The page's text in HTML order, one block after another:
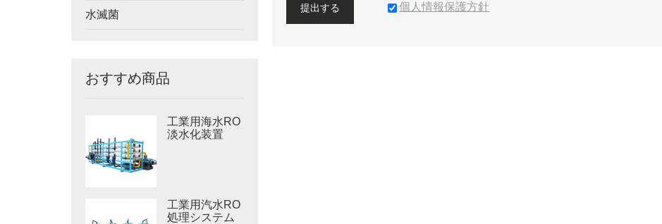
水滅菌
おすすめ商品
工業用海水RO
淡水化装置
工業用汽水RO
処理システム
提出する 個人情報保護方針